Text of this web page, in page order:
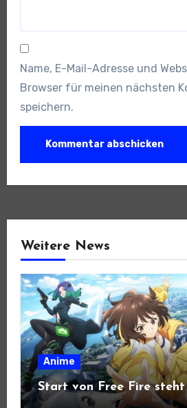
Name, E-Mail-Adresse und
Browser für meinen nächsten
speichern.
Weitere News
Anime
Start von Free Fire